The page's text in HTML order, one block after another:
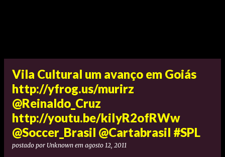
Vila Cultural um avanço em Goiás
http://yfrog.us/murirz
@Reinaldo_Cruz
http://youtu.be/kiIyR2ofRWw
@Soccer_Brasil @Cartabrasil #SPL
postado por Unknown em agosto 12, 2011